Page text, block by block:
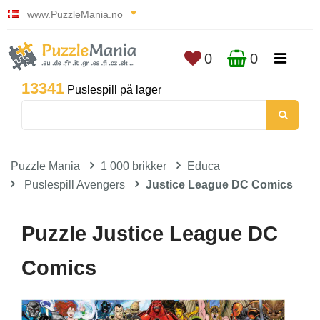
www.PuzzleMania.no
13341 Puslespill på lager
0 0
Puzzle Mania 1 000 brikker
Educa
Puslespill Avengers
Justice League DC Comics
Puzzle Justice League DC
Comics